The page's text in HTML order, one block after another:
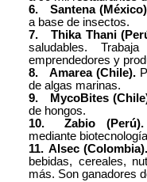
6.
Santena
a base de insectos.
7.
Thika Thani
saludables.
emprendedores y
8.
Amarea (Chile).
de algas marinas.
9.
MycoBites
de hongos.
10.
Zabio (Perú).
mediante
11. Alsec (Colombia).
bebidas, cereales,
más. Son ganadores